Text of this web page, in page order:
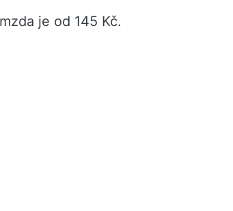
je od 145 Kč.